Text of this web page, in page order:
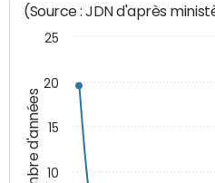
Nombre d'années
(Source : JDN d'après
10
15
20
25